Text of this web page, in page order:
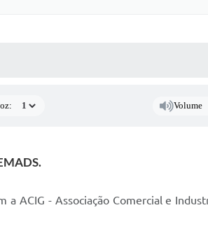
Volume
ACIG - Associação Comercial e